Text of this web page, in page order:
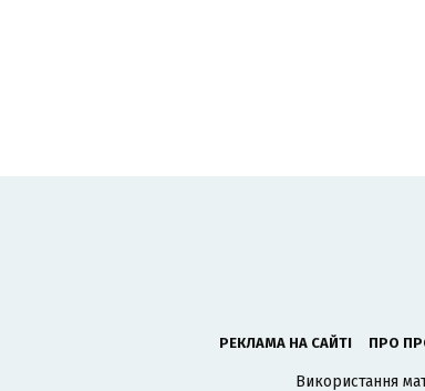
РЕКЛАМА НА САЙТІ ПРО
Використання